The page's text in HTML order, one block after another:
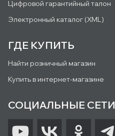
Цифровой гарантийный талон
Электронный каталог (XML)
ГДЕ КУПИТЬ
Найти розничный магазин
Купить в интернет-магазине
СОЦИАЛЬНЫЕ СЕТИ